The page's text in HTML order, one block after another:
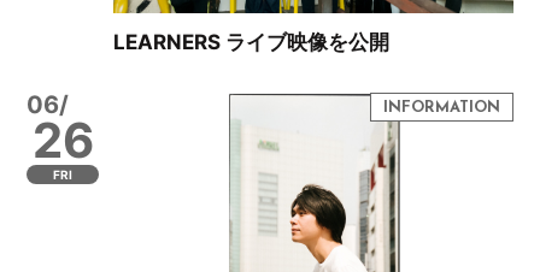
LEARNERS ライブ映像を公開
06/
26
FRI